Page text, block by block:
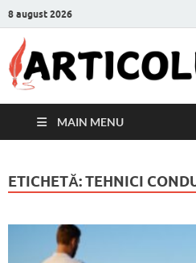
8 august 2026
MAIN MENU
ETICHETĂ:TEHNICI